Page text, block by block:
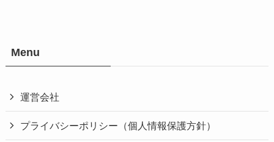
Menu
運営会社
プライバシーポリシー（個人情報保護方針）